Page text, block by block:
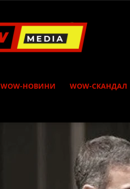
Media
WOW-НОВИНИ WOW-СКАНДАЛ